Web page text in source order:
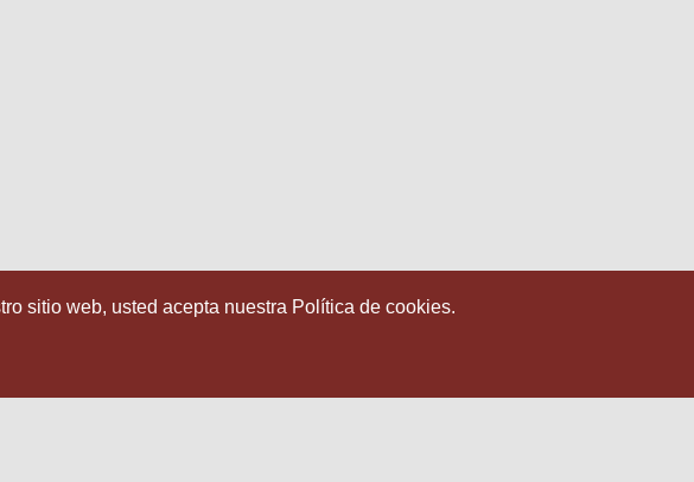
sitio web, usted acepta nuestra Política de cookies.